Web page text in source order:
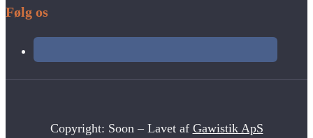
Følg os
Copyright: Soon – Lavet af Gawistik ApS